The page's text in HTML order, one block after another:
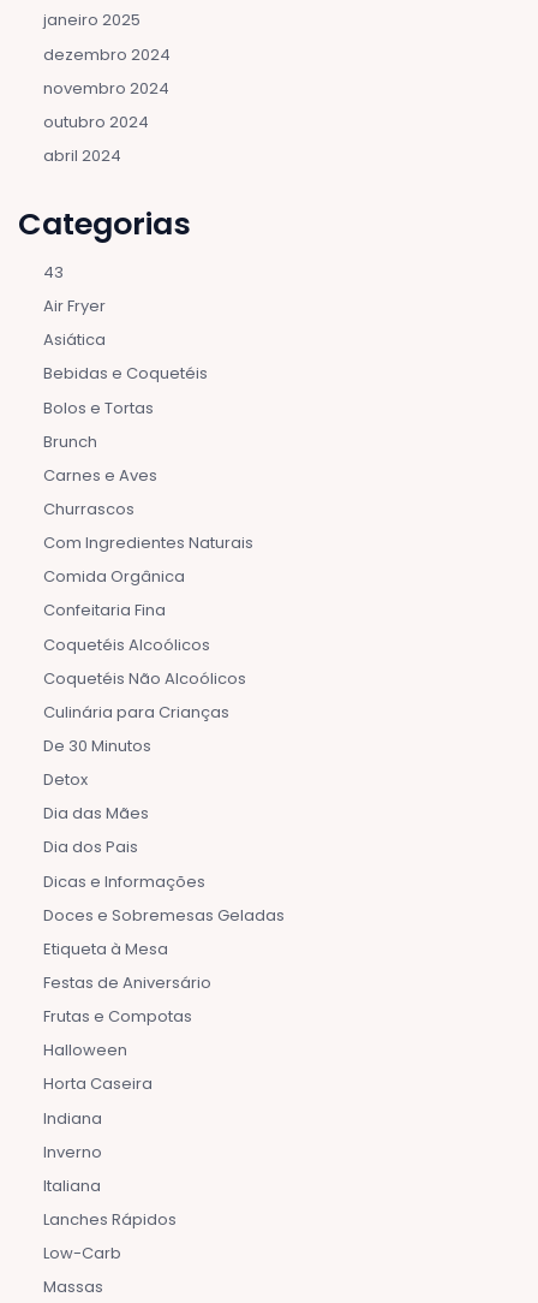
janeiro 2025
dezembro 2024
novembro 2024
outubro 2024
abril 2024
Categorias
43
Air Fryer
Asiática
Bebidas e Coquetéis
Bolos e Tortas
Brunch
Carnes e Aves
Churrascos
Com Ingredientes Naturais
Comida Orgânica
Confeitaria Fina
Coquetéis Alcoólicos
Coquetéis Não Alcoólicos
Culinária para Crianças
De 30 Minutos
Detox
Dia das Mães
Dia dos Pais
Dicas e Informações
Doces e Sobremesas Geladas
Etiqueta à Mesa
Festas de Aniversário
Frutas e Compotas
Halloween
Horta Caseira
Indiana
Inverno
Italiana
Lanches Rápidos
Low-Carb
Massas